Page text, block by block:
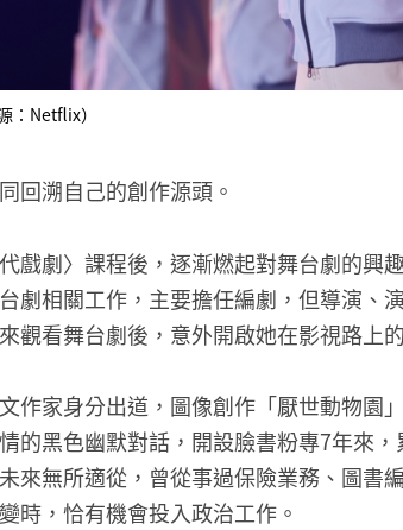
：Netflix）
回溯自己的創作源頭。
戲劇〉課程後，逐漸燃起對舞台劇的興
劇相關工作，主要擔任編劇，但導演、
觀看舞台劇後，意外開啟她在影視路上
作家身分出道，圖像創作「厭世動物園
的黑色幽默對話，開設臉書粉專7年來
來無所適從，曾從事過保險業務、圖書
時，恰有機會投入政治工作。